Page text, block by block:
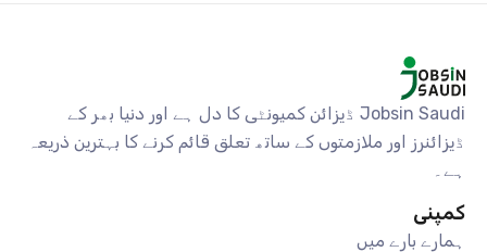
Jobsin Saudi ڈیزائن کمیونٹی کا دل ہے اور دنیا بھر کے
ڈیزائنرز اور ملازمتوں کے ساتھ تعلق قائم کرنے کا بہترین ذریعہ
ہے۔
کمپنی
ہمارے بارے میں